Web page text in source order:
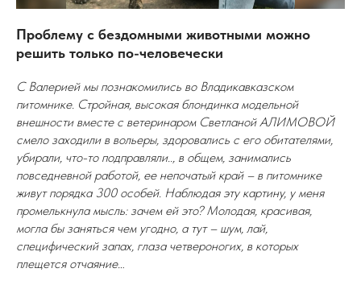
Проблему с бездомными животными можно
решить только по-человечески
С Валерией мы познакомились во Владикавказском
питомнике. Стройная, высокая блондинка модельной
внешности вместе с ветеринаром Светланой АЛИМОВОЙ
смело заходили в вольеры, здоровались с его обитателями,
убирали, что-то подправляли.., в общем, занимались
повседневной работой, ее непочатый край – в питомнике
живут порядка 300 особей. Наблюдая эту картину, у меня
промелькнула мысль: зачем ей это? Молодая, красивая,
могла бы заняться чем угодно, а тут – шум, лай,
специфический запах, глаза четвероногих, в которых
плещется отчаяние…